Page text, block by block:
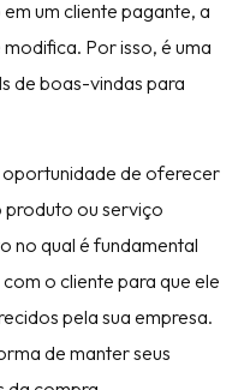
um cliente pagante, a
Por isso, é uma
de boas-vindas para
oportunidade de oferecer
produto ou serviço
no qual é fundamental
o cliente para que ele
pela sua empresa.
de manter seus